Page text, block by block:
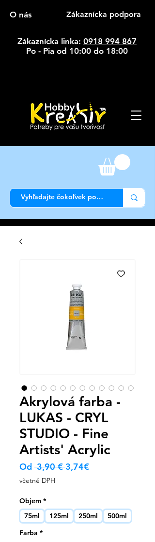
O nás Zákaznícka podpora
Zákaznícka linka: 0918 994 867
Po - Pia od 10:00 do 18:00
Akrylová farba -
LUKAS - CRYL
STUDIO - Fine
Artists' Acrylic
Od 3,90 € Běžná
3,74€Zvýhodněná
včetně DPH
Objem *
75ml
125ml 250ml
500ml
Farba *